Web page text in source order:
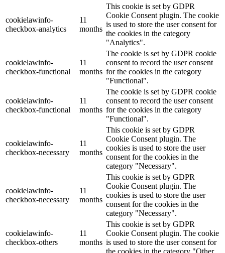
cookielawinfo-
checkbox-analytics
11
months
This cookie is set by GDPR
Cookie Consent plugin. The cookie
is used to store the user consent for
the cookies in the category
"Analytics".
cookielawinfo-
checkbox-functional
11
months
The cookie is set by GDPR cookie
consent to record the user consent
for the cookies in the category
"Functional".
cookielawinfo-
checkbox-functional
11
months
The cookie is set by GDPR cookie
consent to record the user consent
for the cookies in the category
"Functional".
cookielawinfo-
checkbox-necessary
11
months
This cookie is set by GDPR
Cookie Consent plugin. The
cookies is used to store the user
consent for the cookies in the
category "Necessary".
cookielawinfo-
checkbox-necessary
11
months
This cookie is set by GDPR
Cookie Consent plugin. The
cookies is used to store the user
consent for the cookies in the
category "Necessary".
cookielawinfo-
checkbox-others
11
months
This cookie is set by GDPR
Cookie Consent plugin. The cookie
is used to store the user consent for
the cookies in the category "Other.